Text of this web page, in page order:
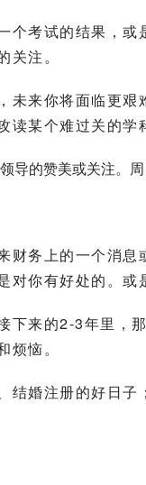
个考试的结果，
关注。
未来你将面临更
读某个难过关的
导的赞美或关注。
财务上的一个消
对你有好处的。
下来的2-3年里，
烦恼。
结婚注册的好日